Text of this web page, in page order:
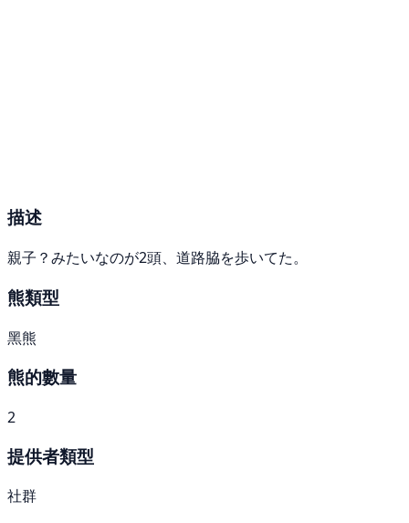
描述
親子？みたいなのが2頭、道路脇を歩いてた。
熊類型
黑熊
熊的數量
2
提供者類型
社群